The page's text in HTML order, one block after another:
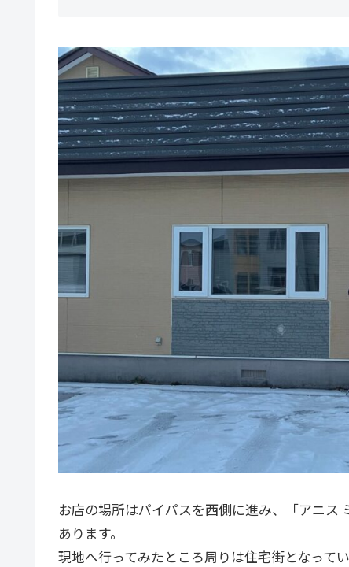
お店の場所はパイパスを西側に進み、「アニス
あります。
現地へ行ってみたところ周りは住宅街となって